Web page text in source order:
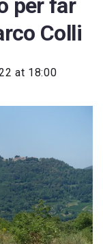
per far
Colli
at 18:00